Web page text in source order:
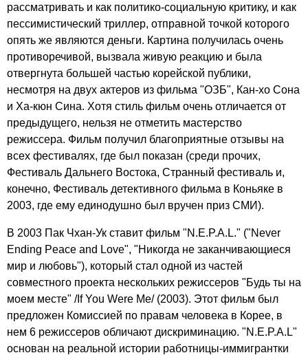
рассматривать и как политико-социальную критику, и как
пессимистический триллер, отправной точкой которого
опять же являются деньги. Картина получилась очень
противоречивой, вызвала живую реакцию и была
отвергнута большей частью корейской публики,
несмотря на двух актеров из фильма "ОЗБ", Кан-хо Сона
и Ха-кюн Сина. Хотя стиль фильм очень отличается от
предыдущего, нельзя не отметить мастерство
режиссера. Фильм получил благоприятные отзывы на
всех фестивалях, где был показан (среди прочих,
Фестиваль Дальнего Востока, Странный фестиваль и,
конечно, Фестиваль детективного фильма в Коньяке в
2003, где ему единодушно был вручен приз СМИ).
В 2003 Пак Чхан-Ук ставит фильм "N.E.P.A.L." ("Never
Ending Peace and Love", "Никогда не заканчивающиеся
мир и любовь"), который стал одной из частей
совместного проекта нескольких режиссеров "Будь ты на
моем месте" /If You Were Me/ (2003). Этот фильм был
предложен Комиссией по правам человека в Корее, в
нем 6 режиссеров обличают дискриминацию. "N.E.P.A.L"
основан на реальной истории работницы-иммигрантки